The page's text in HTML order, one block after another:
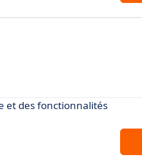
et des fonctionnalités